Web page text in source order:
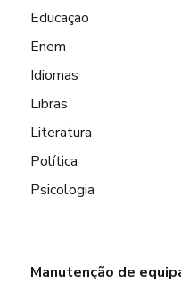
Educação
Enem
Idiomas
Libras
Literatura
Política
Psicologia
Manutenção de